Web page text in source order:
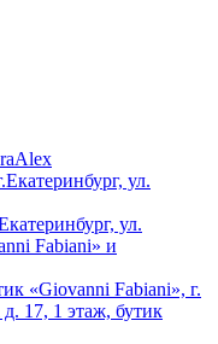
ул.
ул.
Fabiani» и
«Giovanni Fabiani», г.
17, 1 этаж, бутик